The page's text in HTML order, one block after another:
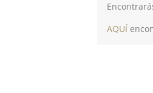
AQUÍ